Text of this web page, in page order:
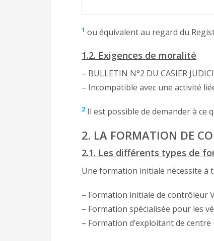
1 ou équivalent au regard du
1.2. Exigences de moralité
– BULLETIN N°2 DU CASIER
– Incompatible avec une activité
2 Il est possible de demander à ce
2. LA FORMATION DE
2.1. Les différents types de
Une formation initiale nécessite à
– Formation initiale de contrôleur
– Formation spécialisée pour les
– Formation d’exploitant de